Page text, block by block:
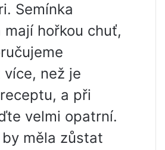
Semínka
mají hořkou chuť,
než je
a při
velmi opatrní.
měla zůstat